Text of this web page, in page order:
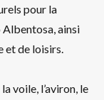
pour la
ainsi
et de loisirs.
voile, l’aviron, le